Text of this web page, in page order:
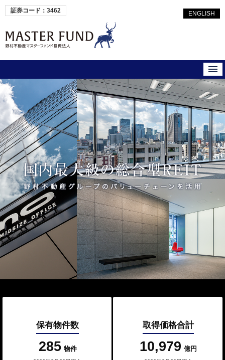
証券コード：3462 ENGLISH
保有物件数
285 物件
取得価格合計
10,979 億円